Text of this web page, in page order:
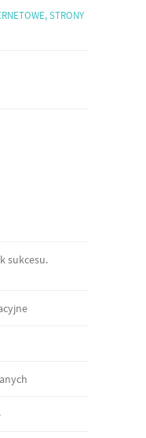
,STRONY
sukcesu.